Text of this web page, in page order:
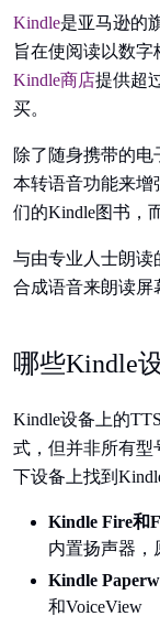
Kindle是亚马逊的
旨在使阅读以数字
Kindle商店提供超
买。
除了随身携带的
本转语音功能来增
们的Kindle图书，
与由专业人士朗读
合成语音来朗读屏
哪些Kindle
Kindle设备上的
式，但并非所有型
下设备上找到
Kindle Fire和
内置扬声器，
Kindle
和VoiceView